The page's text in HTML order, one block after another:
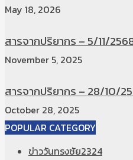
May 18, 2026
สารจากปริยากร – 5/11/
November 5, 2025
สารจากปริยากร – 28/10/
October 28, 2025
POPULAR CATEGORY
ข่าววันทรงชัย2324